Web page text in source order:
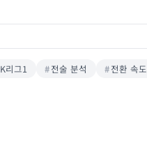
K리그1 전술 분석
전환 속도